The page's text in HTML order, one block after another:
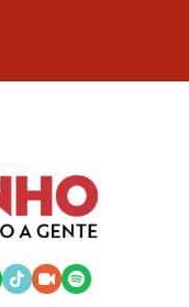
tiktokvideo-spotify